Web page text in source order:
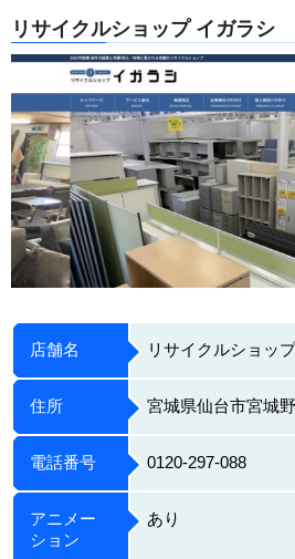
リサイクルショップ イガラシ
店舗名 リサイクルショッ
住所 宮城県仙台市宮城
電話番号 0120-297-088
アニメー
ション
あり